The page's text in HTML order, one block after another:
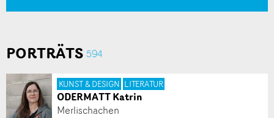
PORTRÄTS 594
KUNST & DESIGN LITERATUR
ODERMATT Katrin
Merlischachen